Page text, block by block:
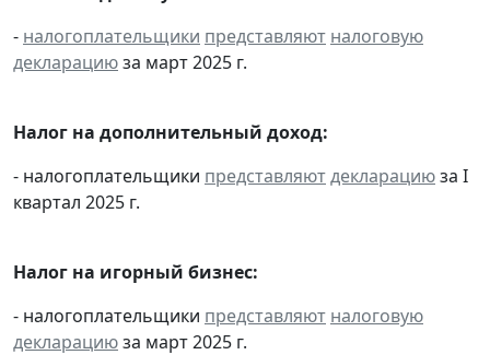
- налогоплательщики представляют налоговую
декларациюза март 2025 г.
Налог на дополнительный доход:
- налогоплательщики представляютдекларациюза I
квартал 2025 г.
Налог на игорный бизнес:
- налогоплательщики представляют налоговую
декларациюза март 2025 г.